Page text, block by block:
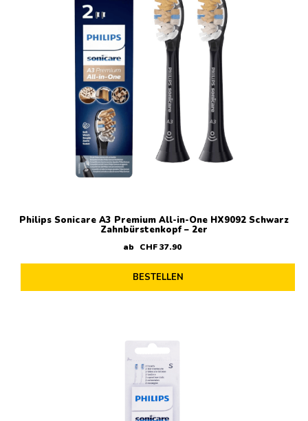
Philips Sonicare A3 Premium All-in-One HX9092 Schwarz
Zahnbürstenkopf – 2er
ab CHF37.90
BESTELLEN